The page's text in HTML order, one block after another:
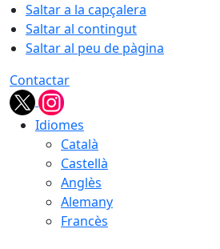
Saltar a la capçalera
Saltar al contingut
Saltar al peu de pàgina
Contactar
Idiomes
Català
Castellà
Anglès
Alemany
Francès